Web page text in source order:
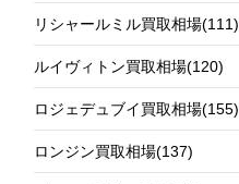
リシャールミル買取相場(111)
ルイヴィトン買取相場(120)
ロジェデュブイ買取相場(155)
ロンジン買取相場(137)